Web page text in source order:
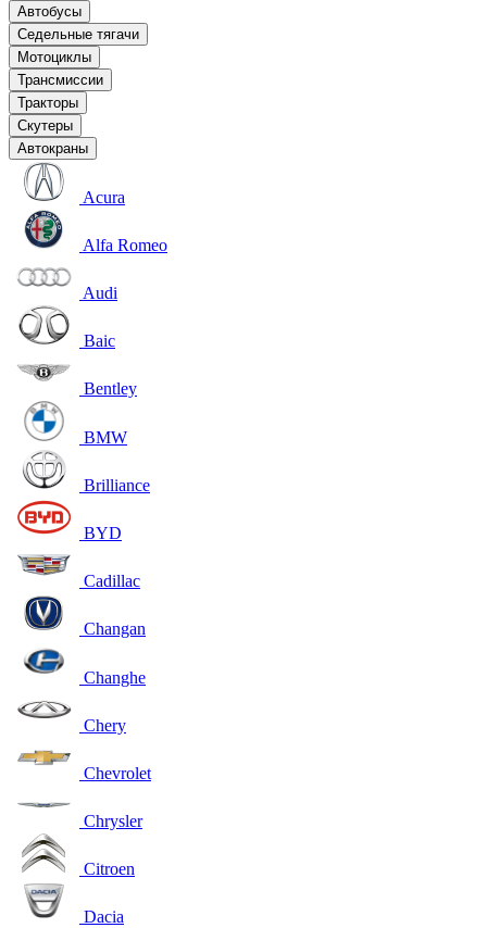
Автобусы
Седельные тягачи
Мотоциклы
Трансмиссии
Тракторы
Скутеры
Автокраны
Acura
Alfa Romeo
Audi
Baic
Bentley
BMW
Brilliance
BYD
Cadillac
Changan
Changhe
Chery
Chevrolet
Chrysler
Citroen
Dacia